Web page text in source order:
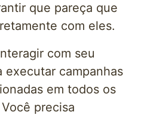
que pareça que
com eles.
com seu
campanhas
em todos os
precisa